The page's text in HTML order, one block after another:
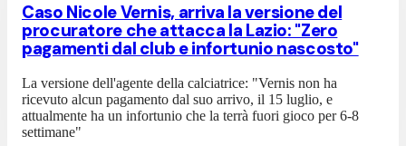
Caso Nicole Vernis, arriva la versione del
procuratore che attacca la Lazio: "Zero
pagamenti dal club e infortunio nascosto"
La versione dell'agente della calciatrice: "Vernis non ha
ricevuto alcun pagamento dal suo arrivo, il 15 luglio, e
attualmente ha un infortunio che la terrà fuori gioco per 6-8
settimane"